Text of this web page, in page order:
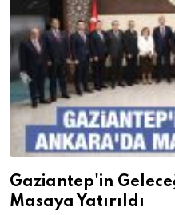
Gaziantep'in
Masaya Yatırıldı